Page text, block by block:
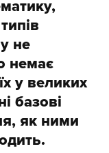
не
немає
у великих
базові
як ними